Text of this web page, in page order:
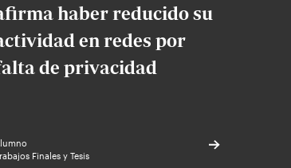
haber reducido su
en redes por
de privacidad
Finales y Tesis